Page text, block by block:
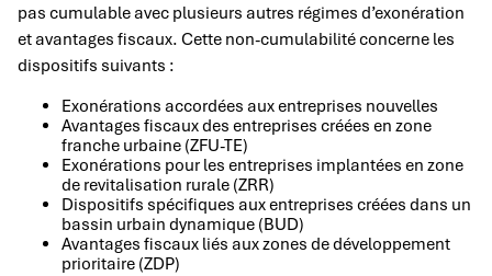
pas cumulable avec plusieurs autres régimes d’exonération
et avantages fiscaux. Cette non-cumulabilité concerne les
dispositifs suivants :
Exonérations accordées aux entreprises nouvelles
Avantages fiscaux des entreprises créées en zone
franche urbaine (ZFU-TE)
Exonérations pour les entreprises implantées en zone
de revitalisation rurale (ZRR)
Dispositifs spécifiques aux entreprises créées dans un
bassin urbain dynamique (BUD)
Avantages fiscaux liés aux zones de développement
prioritaire (ZDP)